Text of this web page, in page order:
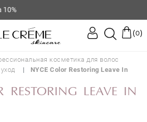
(0)
косметика для волос
NYCE Color Restoring Leave In
RESTORING LEAVE IN